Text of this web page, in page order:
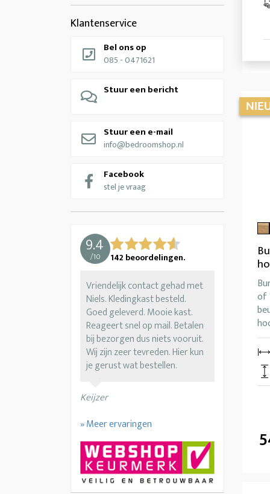
Klantenservice
Bel ons op
085 - 0471621
Stuur een bericht
Stuur een e-mail
info@bedroomshop.nl
Facebook
stel je vraag
9.4
/10 142 beoordelingen.
Vriendelijk contact gehad met
Niels. Kledingkast besteld.
Goed geleverd. Mooie kast.
Reageert snel op mail. Betalen
bij bezorgen dus niets vooruit.
Wij zijn zeer tevreden. Hier kun
je gerust wat bestellen.
Keijzer
» Meer ervaringen
of